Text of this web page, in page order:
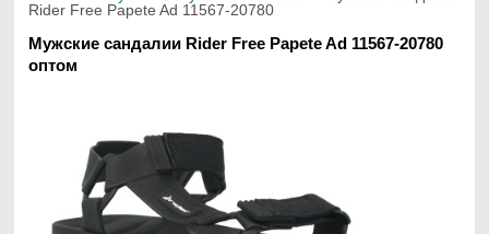
Rider Free Papete Ad 11567-20780
Мужские сандалии Rider Free Papete Ad 11567-20780
оптом